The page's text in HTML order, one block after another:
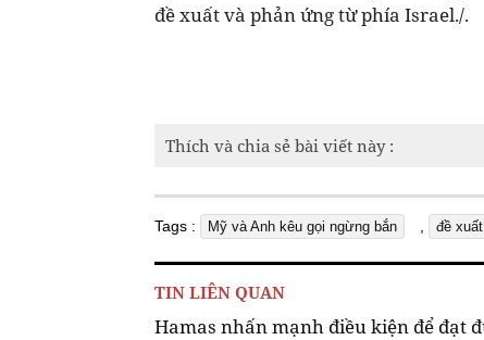
đề xuất và phản ứng từ phía Israel./.
Thích và chia sẻ bài viết này :
Tags : Mỹ và Anh kêu gọi ngừng bắn đề
TIN LIÊN QUAN
Hamas nhấn mạnh điều kiện để đạt